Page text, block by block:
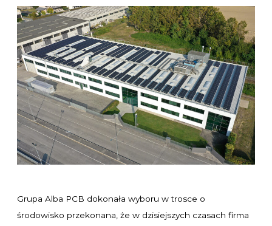
Grupa Alba PCB dokonała wyboru w trosce o
środowisko przekonana, że w dzisiejszych czasach firma